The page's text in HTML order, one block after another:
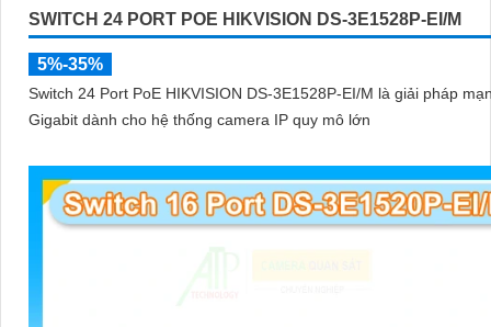
SWITCH 24 PORT POE HIKVISION DS-3E1528P-EI/M
5%-35%
Switch 24 Port PoE HIKVISION DS-3E1528P-EI/M là giải pháp
Gigabit dành cho hệ thống camera IP quy mô lớn